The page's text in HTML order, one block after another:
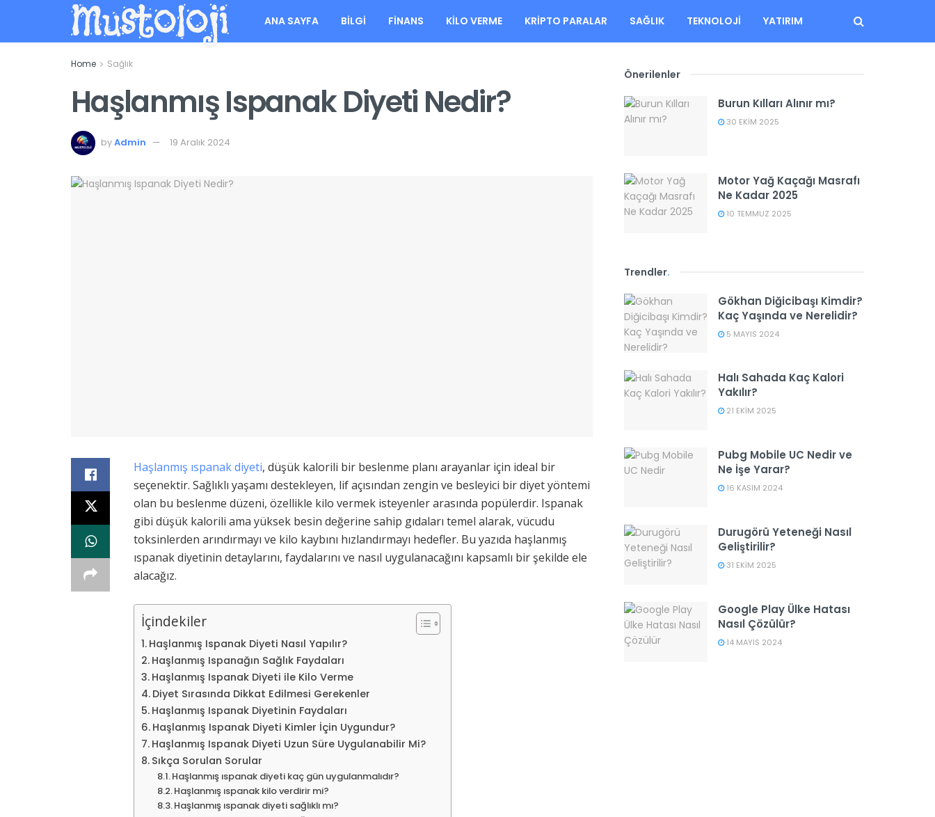
Mustoloji ANA SAYFA BILGI FINANS KILO VERME KRIPTO PARALAR SAĞLIK TEKNOLOJI YATIRIM
Home Sağlık
Haşlanmış Ispanak Diyeti Nedir?
byAdmin 19 Aralık 2024
Haşlanmış ıspanak diyeti, düşük kalorili bir beslenme planı arayanlar için ideal bir
seçenektir. Sağlıklı yaşamı destekleyen, lif açısından zengin ve besleyici bir diyet yöntemi
olan bu beslenme düzeni, özellikle kilo vermek isteyenler arasında popülerdir. Ispanak
gibi düşük kalorili ama yüksek besin değerine sahip gıdaları temel alarak, vücudu
toksinlerden arındırmayı ve kilo kaybını hızlandırmayı hedefler. Bu yazıda haşlanmış
ıspanak diyetinin detaylarını, faydalarını ve nasıl uygulanacağını kapsamlı bir şekilde ele
alacağız.
İçindekiler
Haşlanmış Ispanak Diyeti Nasıl Yapılır?
Haşlanmış Ispanağın Sağlık Faydaları
Haşlanmış Ispanak Diyeti ile Kilo Verme
Diyet Sırasında Dikkat Edilmesi Gerekenler
Haşlanmış Ispanak Diyetinin Faydaları
Haşlanmış Ispanak Diyeti Kimler İçin Uygundur?
Haşlanmış Ispanak Diyeti Uzun Süre Uygulanabilir Mi?
Sıkça Sorulan Sorular
Haşlanmış ıspanak diyeti kaç gün uygulanmalıdır?
Haşlanmış ıspanak kilo verdirir mi?
Haşlanmış ıspanak diyeti sağlıklı mı?
Önerilenler
Burun Kılları Alınır mı?
30 EKIM 2025
Motor Yağ Kaçağı Masrafı
Ne Kadar 2025
10 TEMMUZ 2025
Trendler.
Gökhan Diğicibaşı Kimdir?
Kaç Yaşında ve Nerelidir?
5 MAYIS 2024
Halı Sahada Kaç Kalori
Yakılır?
21 EKIM 2025
Pubg Mobile UC Nedir ve
Ne İşe Yarar?
16 KASIM 2024
Durugörü Yeteneği Nasıl
Geliştirilir?
31 EKIM 2025
Google Play Ülke Hatası
Nasıl Çözülür?
14 MAYIS 2024